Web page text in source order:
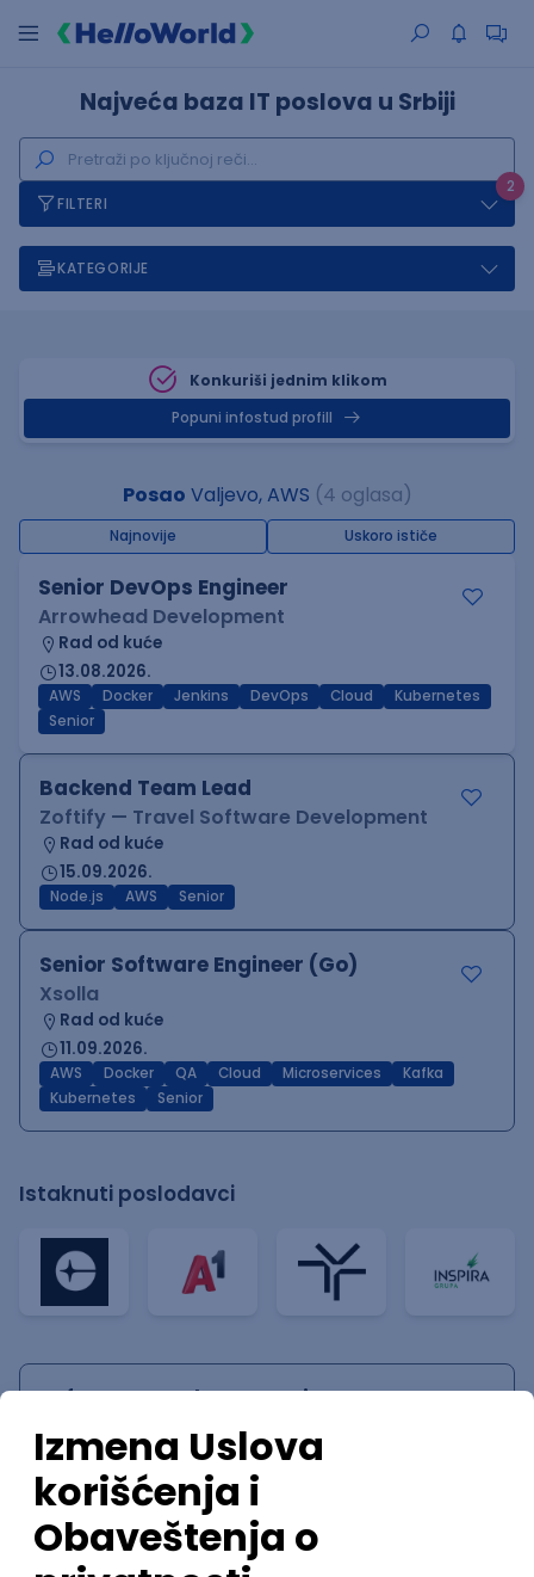
Najveća baza IT poslova u Srbiji
2
FILTERI
KATEGORIJE
Konkuriši jednim klikom
Popuni infostud profill
Posao Valjevo, AWS (4 oglasa)
Najnovije Uskoro ističe
Senior DevOps Engineer
Arrowhead Development
Rad od kuće
13.08.2026.
AWS Docker Jenkins DevOps Cloud
Kubernetes
Senior
Backend Team Lead
Zoftify — Travel Software Development
Rad od kuće
15.09.2026.
Node.js AWS Senior
Senior Software Engineer (Go)
Xsolla
Rad od kuće
11.09.2026.
AWS Docker QA Cloud Microservices
Kafka
Kubernetes
Senior
Istaknuti poslodavci
Software Development Director
Xsolla
Rad od kuće
11.09.2026.
AWS Azure Cloud Agile
PosaoValjevo, AWS(5 oglasa)